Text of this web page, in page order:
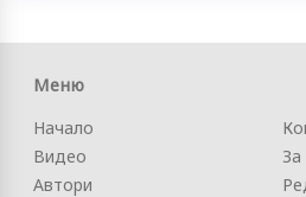
Меню
Начало
Видео
Автори
За